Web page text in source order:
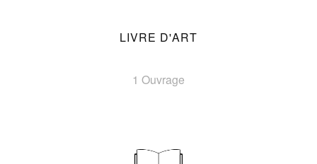
LIVRE D'ART
1 Ouvrage